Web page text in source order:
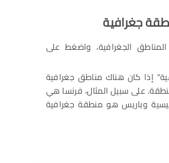
الجغرافية، واضغط على
إذا كان هناك مناطق جغرافية
على سبيل المثال، فرنسا هي
وباريس هو منطقة جغرافية